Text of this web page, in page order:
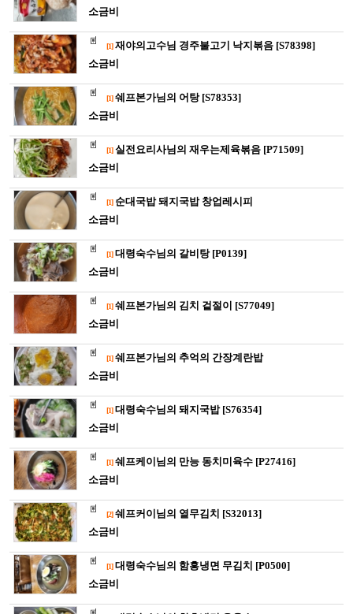
소금비
[1] 재야의고수님 경주불고기 낙지볶음 [S78398]
소금비
[1] 쉐프본가님의 어탕 [S78353]
소금비
[1] 실전요리사님의 재우는제육볶음 [P71509]
소금비
[1] 순대국밥 돼지국밥 창업레시피
소금비
[1] 대령숙수님의 갈비탕 [P0139]
소금비
[1] 쉐프본가님의 김치 겉절이 [S77049]
소금비
[1] 쉐프본가님의 추억의 간장계란밥
소금비
[1] 대령숙수님의 돼지국밥 [S76354]
소금비
[1] 쉐프케이님의 만능 동치미육수 [P27416]
소금비
[2] 쉐프커이님의 열무김치 [S32013]
소금비
[1] 대령숙수님의 함흥냉면 무김치 [P0500]
소금비